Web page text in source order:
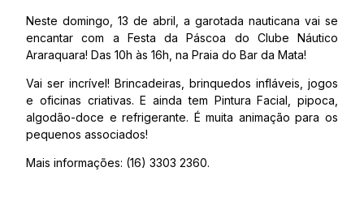
Neste domingo, 13 de abril, a garotada nauticana vai se
encantar com a Festa da Páscoa do Clube Náutico
Araraquara! Das 10h às 16h, na Praia do Bar da Mata!
Vai ser incrível! Brincadeiras, brinquedos infláveis, jogos
e oficinas criativas. E ainda tem Pintura Facial, pipoca,
algodão-doce e refrigerante. É muita animação para os
pequenos associados!
Mais informações: (16) 3303 2360.